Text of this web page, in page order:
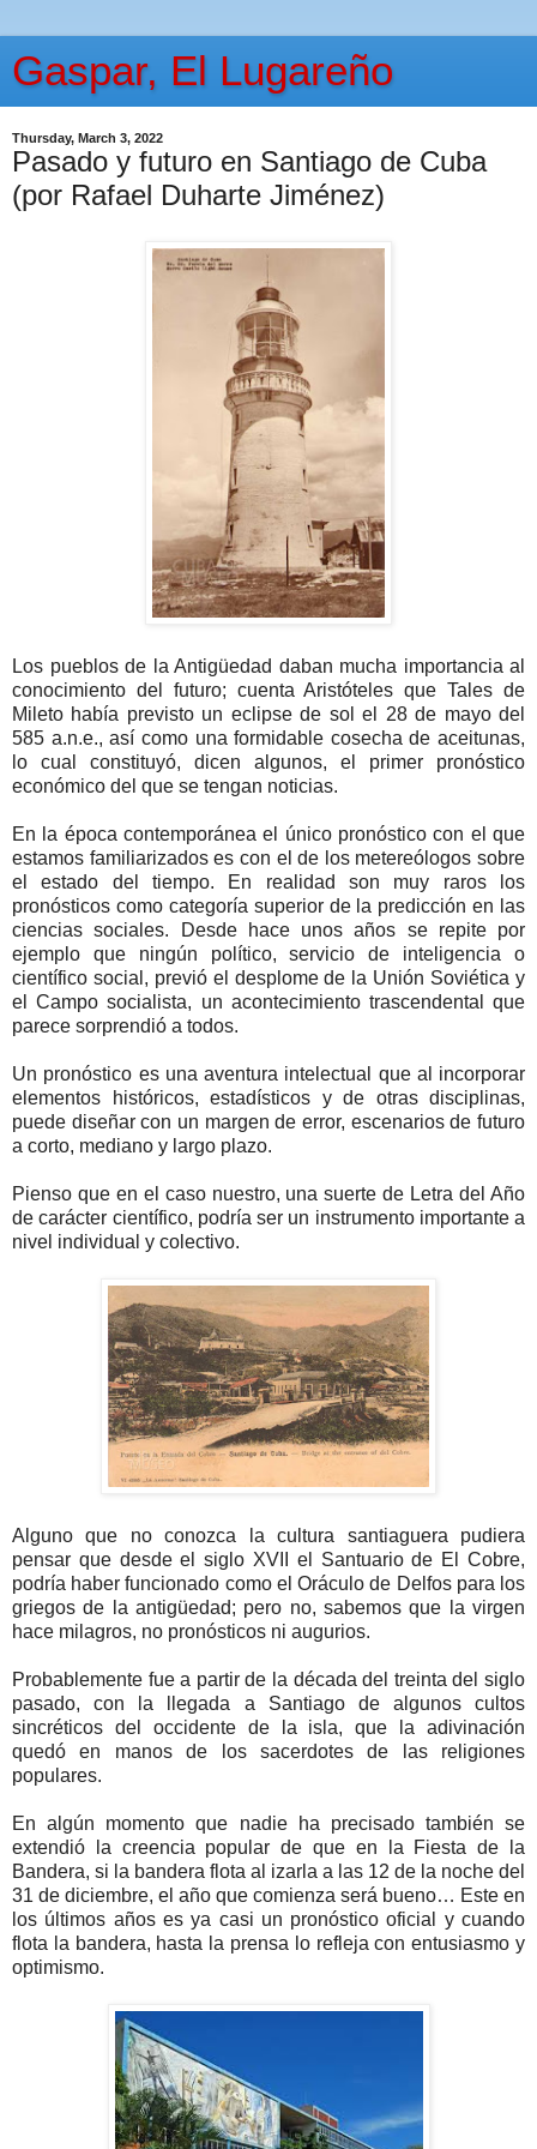
Gaspar, El Lugareño
Thursday, March 3, 2022
Pasado y futuro en Santiago de Cuba
(por Rafael Duharte Jiménez)
Los pueblos de la Antigüedad daban mucha importancia al
conocimiento del futuro; cuenta Aristóteles que Tales de
Mileto había previsto un eclipse de sol el 28 de mayo del
585 a.n.e., así como una formidable cosecha de aceitunas,
lo cual constituyó, dicen algunos, el primer pronóstico
económico del que se tengan noticias.
En la época contemporánea el único pronóstico con el que
estamos familiarizados es con el de los metereólogos sobre
el estado del tiempo. En realidad son muy raros los
pronósticos como categoría superior de la predicción en las
ciencias sociales. Desde hace unos años se repite por
ejemplo que ningún político, servicio de inteligencia o
científico social, previó el desplome de la Unión Soviética y
el Campo socialista, un acontecimiento trascendental que
parece sorprendió a todos.
Un pronóstico es una aventura intelectual que al incorporar
elementos históricos, estadísticos y de otras disciplinas,
puede diseñar con un margen de error, escenarios de futuro
a corto, mediano y largo plazo.
Pienso que en el caso nuestro, una suerte de Letra del Año
de carácter científico, podría ser un instrumento importante a
nivel individual y colectivo.
Alguno que no conozca la cultura santiaguera pudiera
pensar que desde el siglo XVII el Santuario de El Cobre,
podría haber funcionado como el Oráculo de Delfos para los
griegos de la antigüedad; pero no, sabemos que la virgen
hace milagros, no pronósticos ni augurios.
Probablemente fue a partir de la década del treinta del siglo
pasado, con la llegada a Santiago de algunos cultos
sincréticos del occidente de la isla, que la adivinación
quedó en manos de los sacerdotes de las religiones
populares.
En algún momento que nadie ha precisado también se
extendió la creencia popular de que en la Fiesta de la
Bandera, si la bandera flota al izarla a las 12 de la noche del
31 de diciembre, el año que comienza será bueno… Este en
los últimos años es ya casi un pronóstico oficial y cuando
flota la bandera, hasta la prensa lo refleja con entusiasmo y
optimismo.